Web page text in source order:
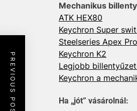
Mechanikus
ATK HEX80
Keychron Super
Steelseries Apex
Keychron K2
Legjobb
Keychron a
Ha „jót” vásárolnál:
PREVIOUS POST